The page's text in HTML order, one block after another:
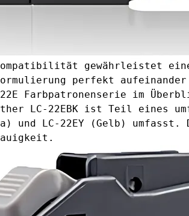
gewährleistet
perfekt aufeinander
Farbpatronenserie im
LC-22EBK ist Teil eines
und LC-22EY (Gelb)
umfasst.